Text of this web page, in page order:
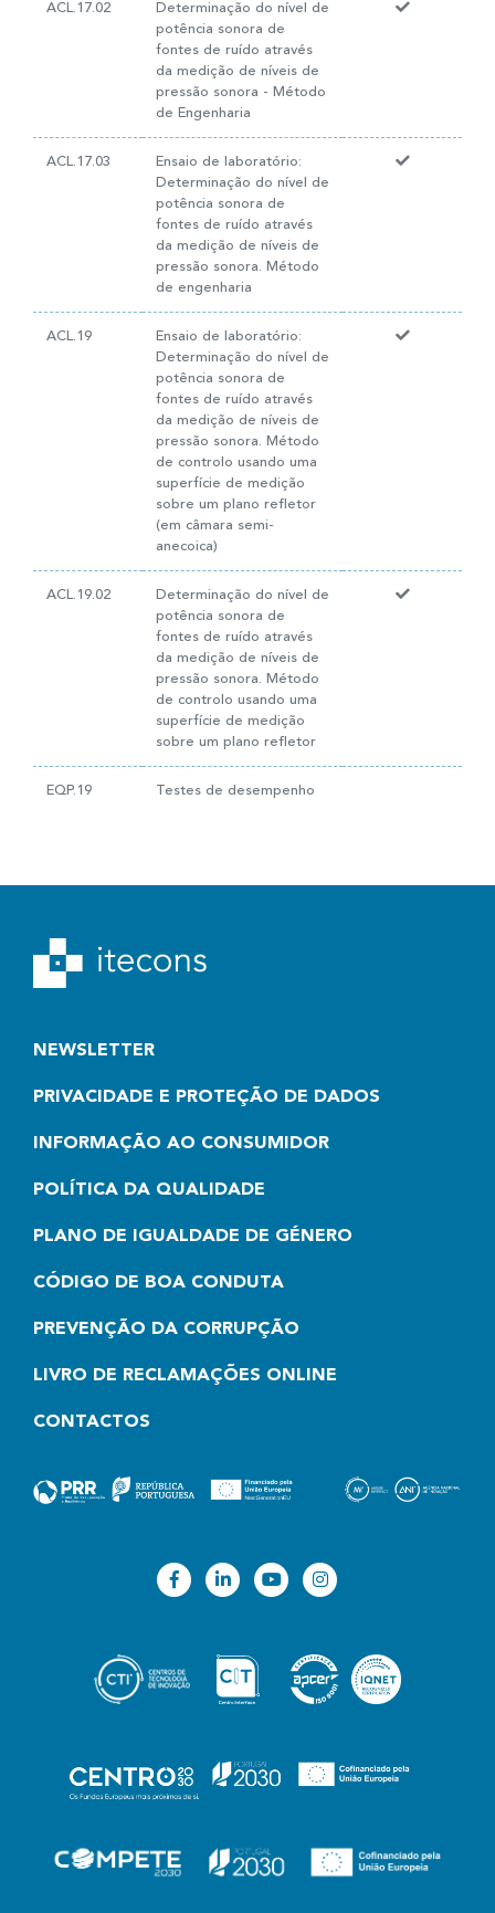
ACL.17.02
Determinação do nível de
potência sonora de
fontes de ruído através
da medição de níveis de
pressão sonora - Método
de Engenharia
ACL.17.03
Ensaio de laboratório:
Determinação do nível de
potência sonora de
fontes de ruído através
da medição de níveis de
pressão sonora. Método
de engenharia
ACL.19
Ensaio de laboratório:
Determinação do nível de
potência sonora de
fontes de ruído através
da medição de níveis de
pressão sonora. Método
de controlo usando uma
superfície de medição
sobre um plano refletor
(em câmara semi-
anecoica)
ACL.19.02
Determinação do nível de
potência sonora de
fontes de ruído através
da medição de níveis de
pressão sonora. Método
de controlo usando uma
superfície de medição
sobre um plano refletor
EQP.19 Testes de desempenho
NEWSLETTER
PRIVACIDADE E PROTEÇÃO DE DADOS
INFORMAÇÃO AO CONSUMIDOR
POLÍTICA DA QUALIDADE
PLANO DE IGUALDADE DE GÉNERO
CÓDIGO DE BOA CONDUTA
PREVENÇÃO DA CORRUPÇÃO
LIVRO DE RECLAMAÇÕES ONLINE
CONTACTOS